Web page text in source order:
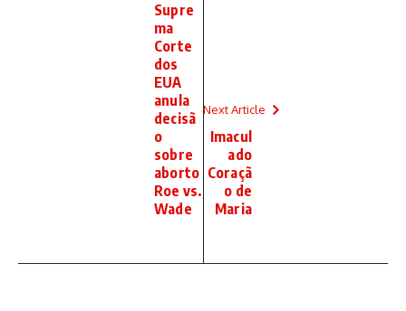
Supre
ma
Corte
dos
EUA
anula
decisã
o
sobre
aborto
Roe vs.
Wade
Next Article
Imacul
ado
Coraçã
o de
Maria